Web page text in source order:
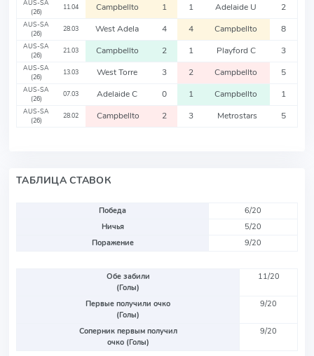
AUS-SA
(26)
11.04 Campbellto 1 1 Adelaide U 2
AUS-SA
(26)
28.03 West Adela 4 4 Campbellto 8
AUS-SA
(26)
21.03 Campbellto 2 1 Playford C 3
AUS-SA
(26)
13.03 West Torre 3 2 Campbellto 5
AUS-SA
(26)
07.03 Adelaide C 0 1 Campbellto 1
AUS-SA
(26)
28.02 Campbellto 2 3 Metrostars 5
ТАБЛИЦА СТАВОК
Победа
6/20
Ничья
5/20
Поражение
9/20
Обе забили
(Голы)
11/20
Первые получили очко
(Голы)
9/20
Соперник первым получил
очко (Голы)
9/20